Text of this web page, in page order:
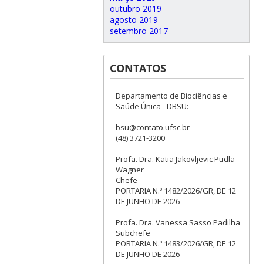
outubro 2019
agosto 2019
setembro 2017
CONTATOS
Departamento de Biociências e
Saúde Única - DBSU:
bsu@contato.ufsc.br
(48) 3721-3200
Profa. Dra. Katia Jakovljevic Pudla
Wagner
Chefe
PORTARIA N.º 1482/2026/GR, DE 12
DE JUNHO DE 2026
Profa. Dra. Vanessa Sasso Padilha
Subchefe
PORTARIA N.º 1483/2026/GR, DE 12
DE JUNHO DE 2026